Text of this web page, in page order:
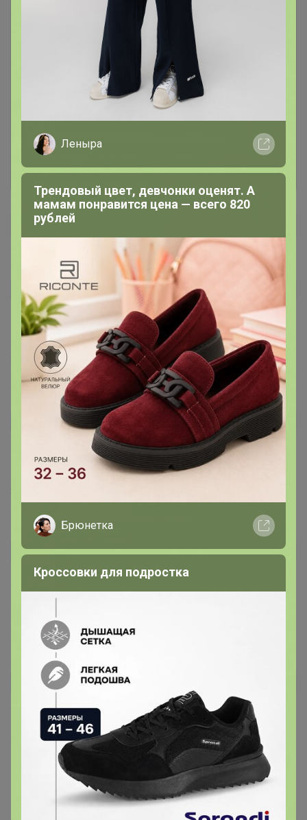
Чтобы написать комментарий необходимо
авторизоваться на сайте!
Это займет меньше минуты
Oksana_7091 Автор уже получил заказ!
Очень вкусно!!! Ни когда не забирайте вечером -
прощай диета))) спасибо большое!!
30 октября, 2025 21:03
natasv Автор уже получил заказ!
Очень, ну очень вкусный мясной хлеб . Спасибо
большое !
Ель Автор уже получил заказ!
структуре.
14 октября, 2024 15:33
89607690991
колбаска свежая, на мой вкус в меру соли и специй,
плотненькая, очень вкусненькая. спасибо. буду
заказывать еще
5 октября, 2024 13:46
Леныра
Трендовый цвет, девчонки оценят. А
мамам понравится цена — всего 820
рублей
Брюнетка
Кроссовки для подростка